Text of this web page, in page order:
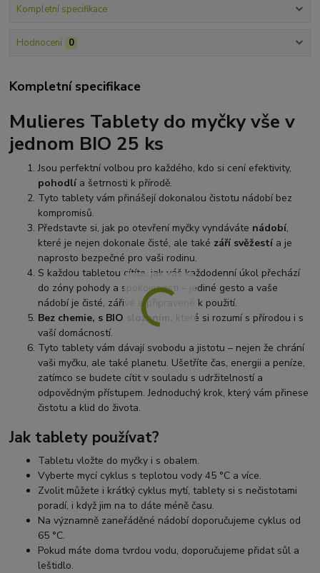
Kompletní specifikace
Hodnocení 0
Kompletní specifikace
Mulieres Tablety do myčky vše v
jednom BIO 25 ks
Jsou perfektní volbou pro každého, kdo si cení efektivity,
pohodlí a šetrnosti k přírodě.
Tyto tablety vám přinášejí dokonalou čistotu nádobí bez
kompromisů.
Představte si, jak po otevření myčky vyndáváte nádobí,
které je nejen dokonale čisté, ale také září svěžestí a je
naprosto bezpečné pro vaši rodinu.
S každou tabletou cítíte, jak váš každodenní úkol přechází
do zóny pohody a spokojenosti – jediné gesto a vaše
nádobí je čisté, zářivé a připravené k použití.
Bez chemie, s BIO složením,
které si rozumí s přírodou i s
vaší domácností.
Tyto tablety vám dávají svobodu a jistotu – nejen že chrání
vaši myčku, ale také planetu. Ušetříte čas, energii a peníze,
zatímco se budete cítit v souladu s udržitelností a
odpovědným přístupem. Jednoduchý krok, který vám přinese
čistotu a klid do života.
Jak tablety používat?
Tabletu vložte do myčky i s obalem.
Vyberte mycí cyklus s teplotou vody 45 °C a více.
Zvolit můžete i krátký cyklus mytí, tablety si s nečistotami
poradí, i když jim na to dáte méně času.
Na významně zaneřáděné nádobí doporučujeme cyklus od
65 °C.
Pokud máte doma tvrdou vodu, doporučujeme přidat sůl a
leštidlo.